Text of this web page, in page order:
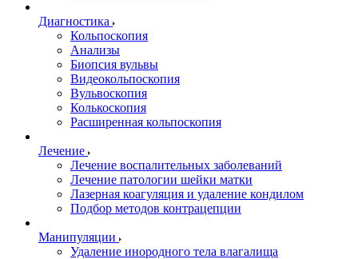
Диагностика
Кольпоскопия
Анализы
Биопсия вульвы
Видеокольпоскопия
Вульвоскопия
Колькоскопия
Расширенная кольпоскопия
Лечение
Лечение воспалительных заболеваний
Лечение патологии шейки матки
Лазерная коагуляция и удаление кондилом
Подбор методов контрацепции
Манипуляции
Удаление инородного тела влагалища